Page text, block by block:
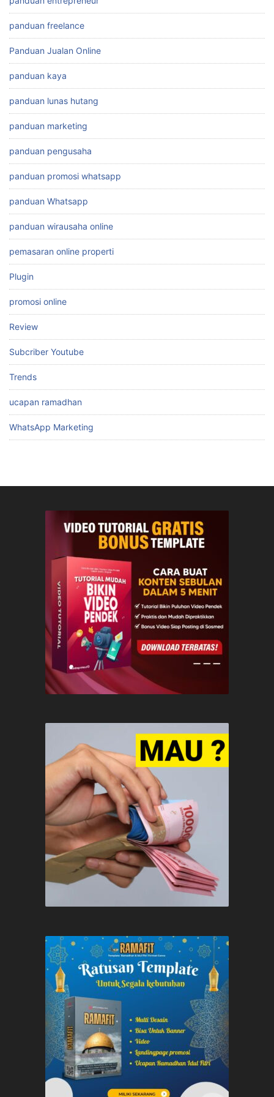
panduan freelance
Panduan Jualan Online
panduan kaya
panduan lunas hutang
panduan marketing
panduan pengusaha
panduan promosi whatsapp
panduan Whatsapp
panduan wirausaha online
pemasaran online properti
Plugin
promosi online
Review
Subcriber Youtube
Trends
ucapan ramadhan
WhatsApp Marketing